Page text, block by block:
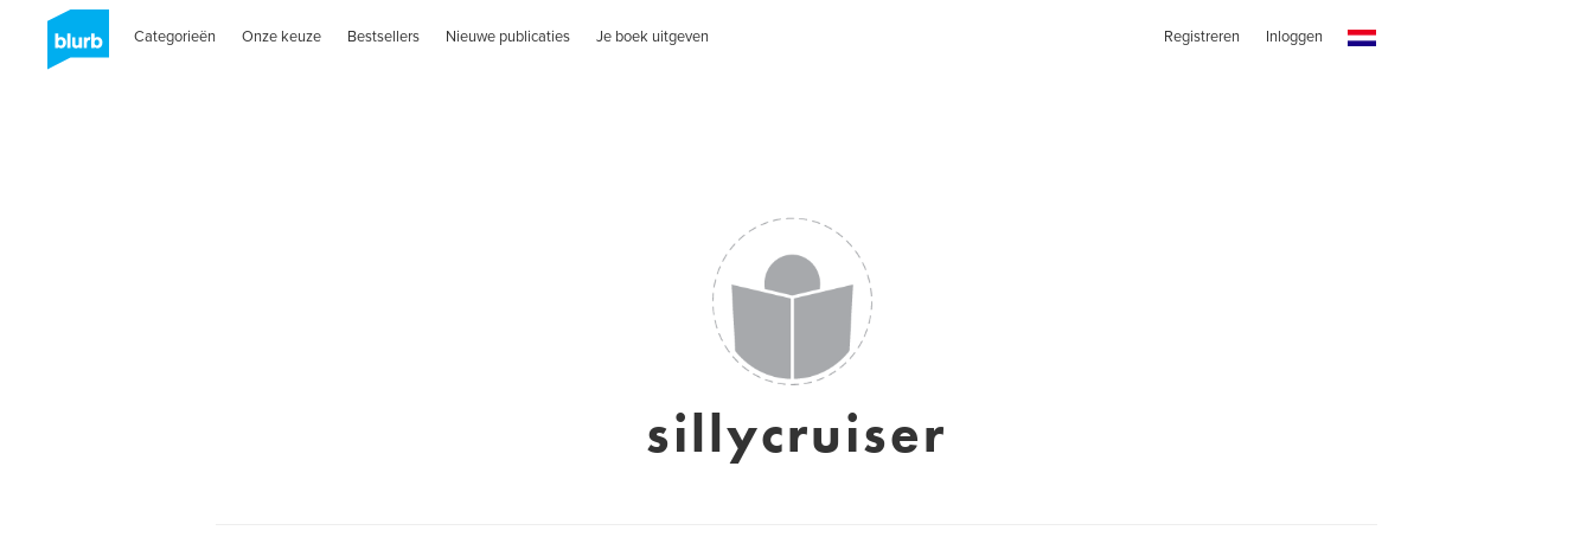
Categorieën Onze keuze Bestsellers Nieuwe publicaties Je boek uitgeven Registreren Inloggen
sillycruiser